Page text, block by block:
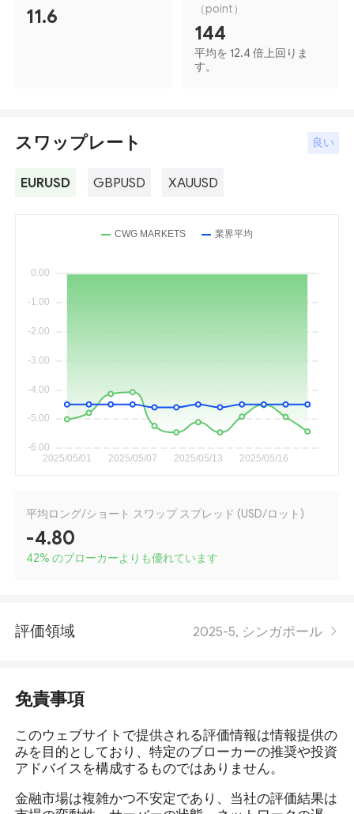
11.6
（point）
144
平均を 12.4 倍上回りま
す。
スワップレート 良い
EURUSD GBPUSD XAUUSD
平均ロング/ショート スワップ スプレッド (USD/ロット)
-4.80
42% のブローカーよりも優れています
評価領域 2025-5, シンガポール
免責事項
このウェブサイトで提供される評価情報は情報提供の
みを目的としており、特定のブローカーの推奨や投資
アドバイスを構成するものではありません。
金融市場は複雑かつ不安定であり、当社の評価結果は